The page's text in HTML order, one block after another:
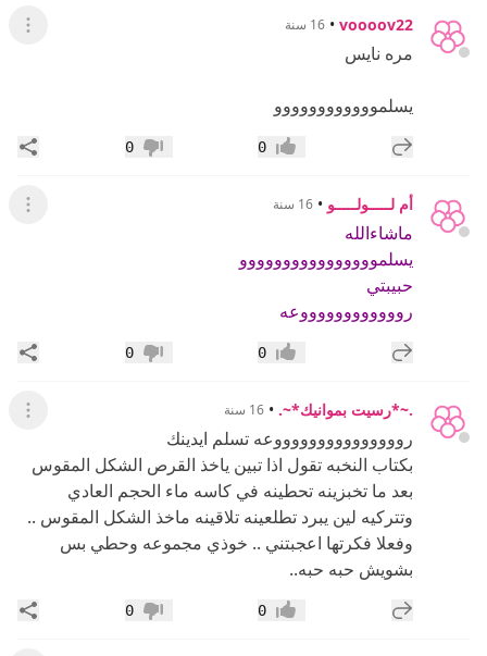
voooov22
• 16 سنة عرض
مره نايس
يسلموووووووووووو
إضافة رد جديد إعجاب0 عدم إعجاب
0
أم لـــــولـــــو • 16 سنة عرض
ماشاءالله
يسلموووووووووووووووو
حبيبتي
رووووووووووووعه
إضافة رد جديد إعجاب0 عدم إعجاب
0
.~*رسيت بموانيك*~. • 16 سنة عرض
روووووووووووووووعه تسلم ايدينك
بكتاب النخبه تقول اذا تبين ياخذ القرص الشكل المقوس
بعد ما تخبزينه تحطينه في كاسه ماء الحجم العادي
وتتركيه لين يبرد تطلعينه تلاقينه ماخذ الشكل المقوس ..
وفعلا فكرتها اعجبتني .. خوذي مجموعه وحطي بس
بشويش حبه حبه..
إضافة رد جديد إعجاب0 عدم إعجاب
0